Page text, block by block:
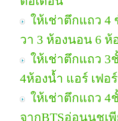
ให้เช่าตึกแถว 4
วา 3 ห้องนอน 6 ห้
ให้เช่าตึกแถว 3
4ห้องน้ำ แอร์ เฟอ
ให้เช่าตึกแถว
จากBTSอ่อนนุชเ